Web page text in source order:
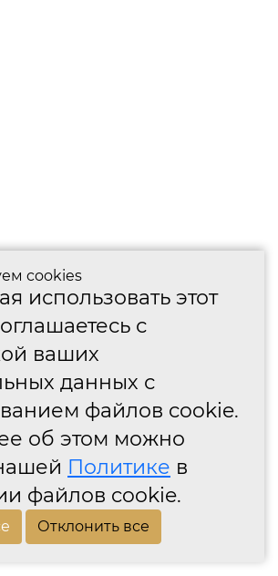
cookies
использовать этот
с
ваших
данных с
файлов cookie.
об этом можно
Политике в
файлов cookie.
Отклонить все